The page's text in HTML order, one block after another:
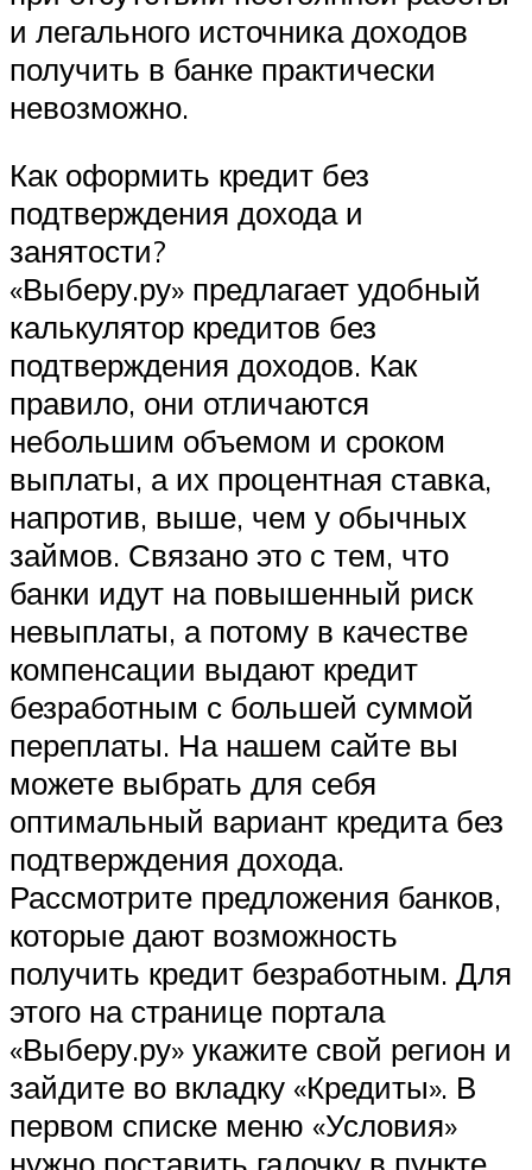
и легального источника доходов
получить в банке практически
невозможно.
Как оформить кредит без
подтверждения дохода и
занятости?
«Выберу.ру» предлагает удобный
калькулятор кредитов без
подтверждения доходов. Как
правило, они отличаются
небольшим объемом и сроком
выплаты, а их процентная ставка,
напротив, выше, чем у обычных
займов. Связано это с тем, что
банки идут на повышенный риск
невыплаты, а потому в качестве
компенсации выдают кредит
безработным с большей суммой
переплаты. На нашем сайте вы
можете выбрать для себя
оптимальный вариант кредита без
подтверждения дохода.
Рассмотрите предложения банков,
которые дают возможность
получить кредит безработным. Для
этого на странице портала
«Выберу.ру» укажите свой регион и
зайдите во вкладку «Кредиты». В
первом списке меню «Условия»